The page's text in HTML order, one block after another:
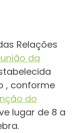
Relações
da
, conforme
do
lugar de 8 a